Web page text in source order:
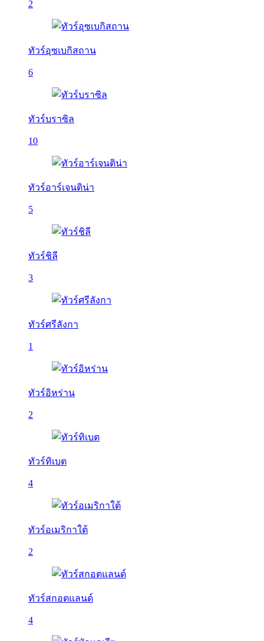
2
ทัวร์อุซเบกิสถาน
6
ทัวร์บราซิล
10
ทัวร์อาร์เจนติน่า
5
ทัวร์ชิลี
3
ทัวร์ศรีลังกา
1
ทัวร์อิหร่าน
2
ทัวร์ทิเบต
4
ทัวร์อเมริกาใต้
2
ทัวร์สกอตแลนด์
4